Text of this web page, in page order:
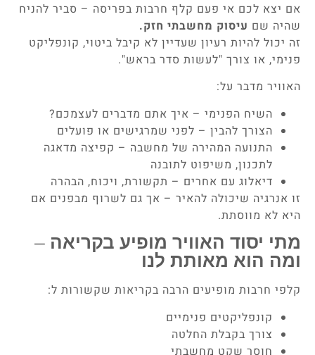
אם יצא לכם אי פעם קלף חרבות בפריסה – סביר להניח
שהיה שם עיסוק מחשבתי חזק.
זה יכול להיות רעיון שעדיין לא קיבל ביטוי, קונפליקט
פנימי, או צורך "לעשות סדר בראש".
האוויר מדבר על:
השיח הפנימי – איך אתם מדברים לעצמכם?
הצורך להבין – לפני שמרגישים או פועלים
התנועה המהירה של מחשבה – קפיצה מדאגה
לתכנון, משיפוט לתובנה
דיאלוג עם אחרים – תקשורת, ויכוח, הבהרה
זו אנרגיה שיכולה להאיר – אך גם לשרוף מבפנים אם
היא לא מווסתת.
מתי יסוד האוויר מופיע בקריאה –
ומה הוא מאותת לנו
קלפי חרבות מופיעים הרבה בקריאות שקשורות ל:
קונפליקטים פנימיים
צורך בקבלת החלטה
חוסר שקט מחשבתי